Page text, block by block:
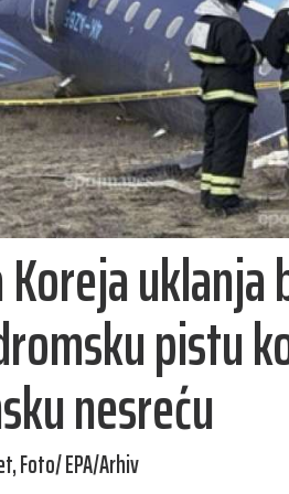
Koreja
pistu
nesreću
Foto/ EPA/Arhiv